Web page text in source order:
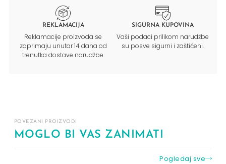
REKLAMACIJA
Reklamacije proizvoda se
zaprimaju unutar 14 dana od
trenutka dostave narudžbe.
SIGURNA KUPOVINA
Vaši podaci prilikom narudžbe
su posve sigurni i zaštićeni.
POVEZANI PROIZVODI
MOGLO BI VAS ZANIMATI
Pogledaj sve